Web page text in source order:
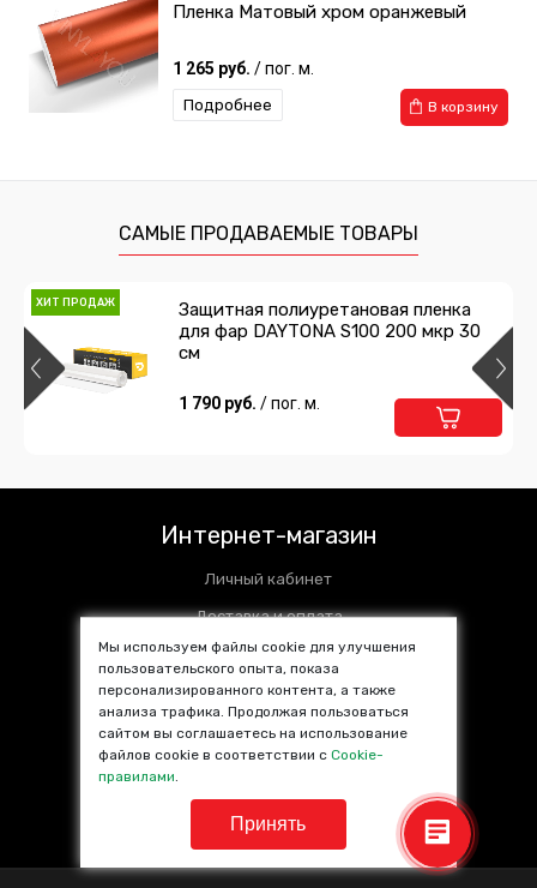
Пленка Матовый хром оранжевый
1 265 руб. / пог. м.
В корзину
Подробнее
САМЫЕ ПРОДАВАЕМЫЕ ТОВАРЫ
ХИТ ПРОДАЖ
Защитная полиуретановая пленка
для фар DAYTONA S100 200 мкр 30
см
1 790 руб. / пог. м.
Интернет-магазин
Личный кабинет
Доставка и оплата
Установочные центры
Контакты
SALE %
Популярные товары
Мы используем файлы cookie для улучшения
пользовательского опыта, показа
персонализированного контента, а также
анализа трафика. Продолжая пользоваться
сайтом вы соглашаетесь на использование
файлов cookie в соответствии сCookie-
правилами.
Принять